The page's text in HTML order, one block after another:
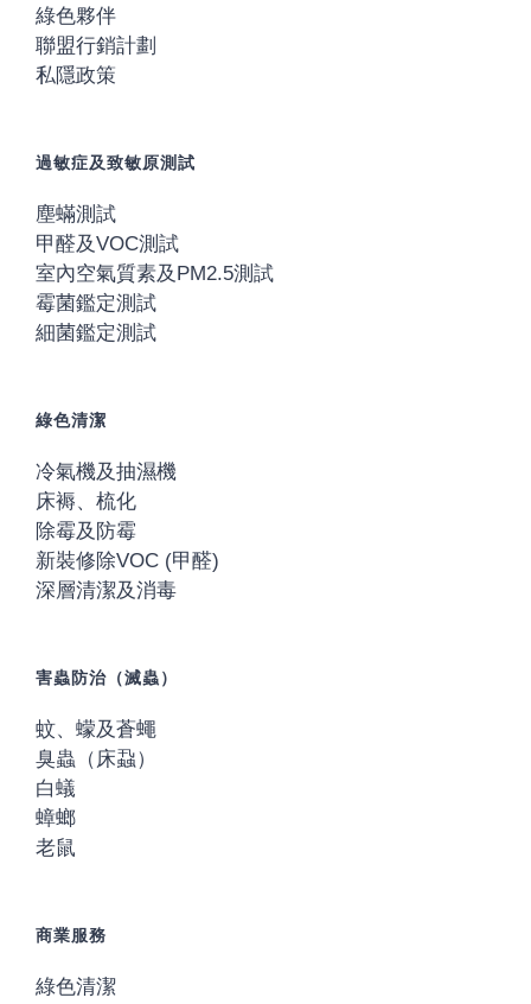
綠色夥伴
聯盟行銷計劃
私隱政策
過敏症及致敏原測試
塵蟎測試
甲醛及VOC測試
室內空氣質素及PM2.5測試
霉菌鑑定測試
細菌鑑定測試
綠色清潔
冷氣機及抽濕機
床褥、梳化
除霉及防霉
新裝修除VOC (甲醛)
深層清潔及消毒
害蟲防治（滅蟲）
蚊、蠓及蒼蠅
臭蟲（床蝨）
白蟻
蟑螂
老鼠
商業服務
綠色清潔